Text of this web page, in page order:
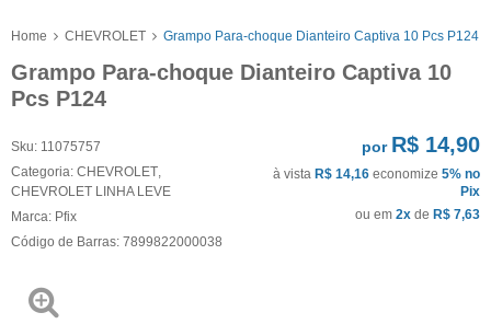
Home CHEVROLET Grampo Para-choque Dianteiro Captiva 10 Pcs P124
Grampo Para-choque Dianteiro Captiva 10
Pcs P124
Sku: 11075757
Categoria: CHEVROLET
CHEVROLET LINHA LEVE
Marca: Pfix
Código de Barras: 7899822000038
por R$ 14,90
à vista R$ 14,16 economize 5% no
Pix
ou em 2x de R$ 7,63